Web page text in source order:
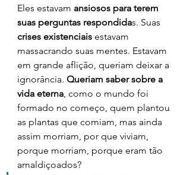
Eles estavam ansiosos para terem
suas perguntas respondidas. Suas
crises existenciais estavam
massacrando suas mentes. Estavam
em grande aflição, queriam deixar a
ignorância. Queriam saber sobre a
vida eterna, como o mundo foi
formado no começo, quem plantou
as plantas que comiam, mas ainda
assim morriam, por que viviam,
porque morriam, porque eram tão
amaldiçoados?